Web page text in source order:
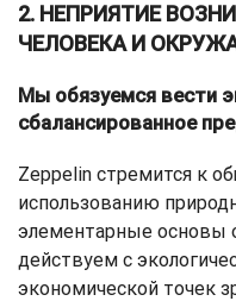
2. НЕПРИЯТИЕ
ЧЕЛОВЕКА И
Мы обязуемся вести
сбалансированное
Zeppelin стремится к
использованию
элементарные основы
действуем с
экономической точек